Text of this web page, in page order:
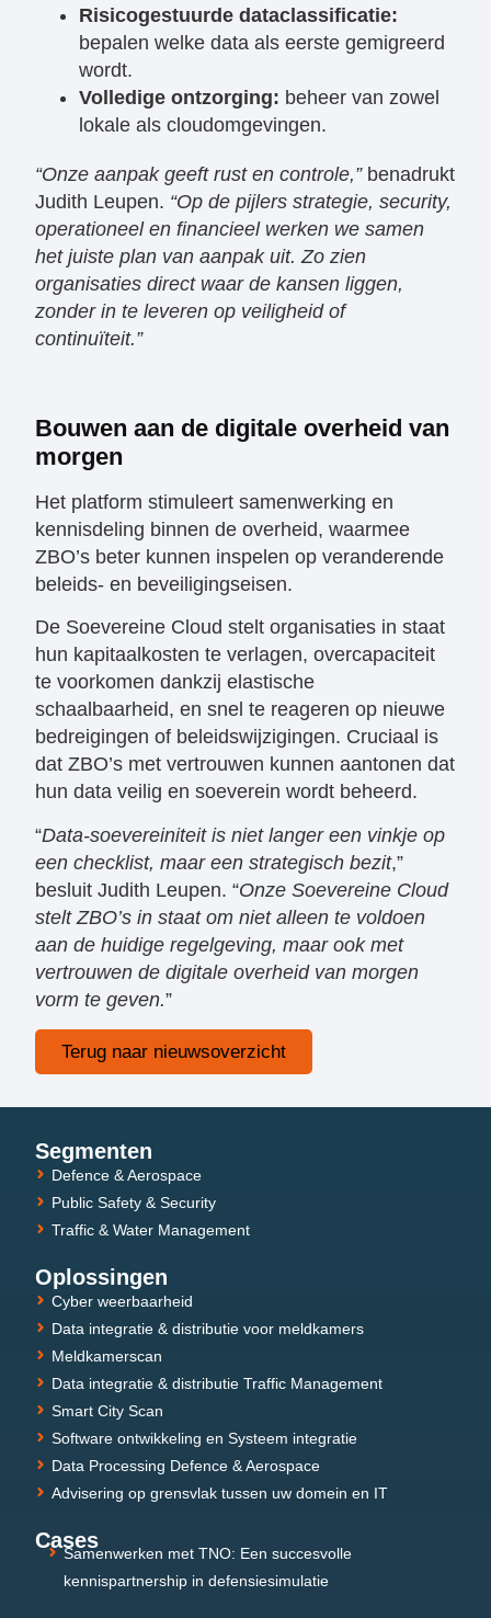
Risicogestuurde dataclassificatie:
bepalen welke data als eerste gemigreerd
wordt.
Volledige ontzorging: beheer van zowel
lokale als cloudomgevingen.
“Onze aanpak geeft rust en controle,”benadrukt
Judith Leupen. “Op de pijlers strategie, security,
operationeel en financieel werken we samen
het juiste plan van aanpak uit. Zo zien
organisaties direct waar de kansen liggen,
zonder in te leveren op veiligheid of
continuïteit.”
Bouwen aan de digitale overheid van
morgen
Het platform stimuleert samenwerking en
kennisdeling binnen de overheid, waarmee
ZBO’s beter kunnen inspelen op veranderende
beleids- en beveiligingseisen.
De Soevereine Cloud stelt organisaties in staat
hun kapitaalkosten te verlagen, overcapaciteit
te voorkomen dankzij elastische
schaalbaarheid, en snel te reageren op nieuwe
bedreigingen of beleidswijzigingen. Cruciaal is
dat ZBO’s met vertrouwen kunnen aantonen dat
hun data veilig en soeverein wordt beheerd.
​“Data-soevereiniteit is niet langer een vinkje op
een checklist, maar een strategisch bezit,”
besluit Judith Leupen. “Onze Soevereine Cloud
stelt ZBO’s in staat om niet alleen te voldoen
aan de huidige regelgeving, maar ook met
vertrouwen de digitale overheid van morgen
vorm te geven.”
Terug naar nieuwsoverzicht
Segmenten
Defence & Aerospace
Public Safety & Security
Traffic & Water Management
Oplossingen
Cyber weerbaarheid
Data integratie & distributie voor meldkamers
Meldkamerscan
Data integratie & distributie Traffic Management
Smart City Scan
Software ontwikkeling en Systeem integratie
Data Processing Defence & Aerospace
Advisering op grensvlak tussen uw domein en IT
Cases
Samenwerken met TNO: Een succesvolle
kennispartnership in defensiesimulatie